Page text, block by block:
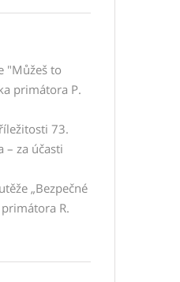
"Můžeš to
primátora P.
73.
– za účasti
„Bezpečné
R.